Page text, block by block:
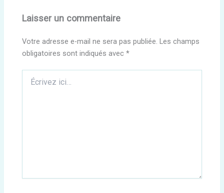
Laisser un commentaire
Votre adresse e-mail ne sera pas publiée. Les champs
obligatoires sont indiqués avec*
ici…